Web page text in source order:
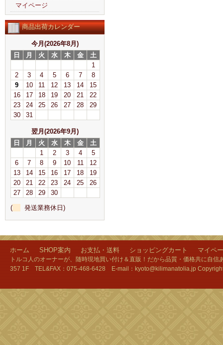
マイページ
商品出荷カレンダー
今月(2026年8月)
日
月 火 水 木 金
土
1
2
3 4 5 6 7
8
9
10 11 12 13 14
15
16
17 18 19 20 21
22
23
24 25 26 27 28
29
30
31
翌月(2026年9月)
日
月 火 水 木 金
土
1
2 3 4
5
6
7 8 9 10 11
12
13
14 15 16 17 18
19
20
21 22 23 24 25
26
27
28 29
30
(
発送業務休日)
ホーム SHOP案内 お支払・送料 ショッピングカート マイペ
トルコ人のオーナーが、随時現地買い付け＆直販！だから品質・価格共に自
357 1F TEL&FAX：075-468-6428 E-mail：kyoto@kilimanatolia.jp